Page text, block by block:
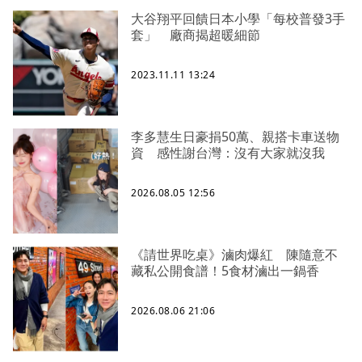
大谷翔平回饋日本小學「每校普發3手
套」 廠商揭超暖細節
2023.11.11 13:24
李多慧生日豪捐50萬、親搭卡車送物
資 感性謝台灣：沒有大家就沒我
2026.08.05 12:56
《請世界吃桌》滷肉爆紅 陳隨意不
藏私公開食譜！5食材滷出一鍋香
2026.08.06 21:06